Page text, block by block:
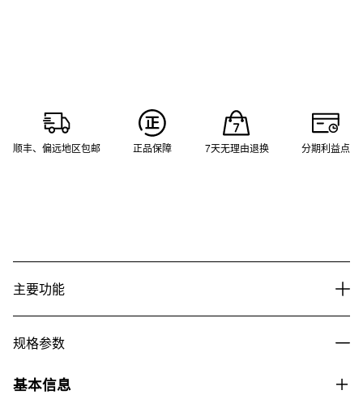
顺丰、偏远地区包邮 正品保障 7天无理由退换 分期利益点
主要功能
规格参数
基本信息